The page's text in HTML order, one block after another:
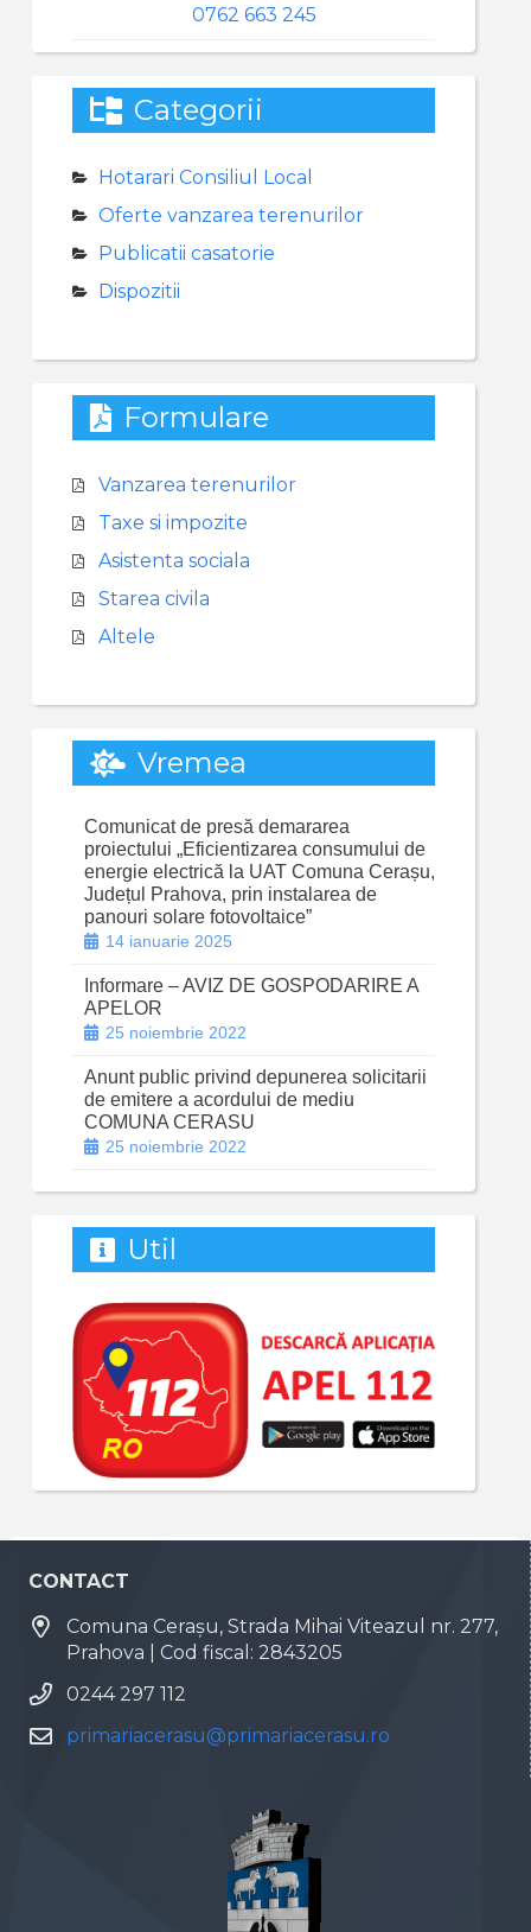
0762 663 245
Categorii
Hotarari Consiliul Local
Oferte vanzarea terenurilor
Publicatii casatorie
Dispozitii
Formulare
Vanzarea terenurilor
Taxe si impozite
Asistenta sociala
Starea civila
Altele
Vremea
Comunicat de presă demararea
proiectului „Eficientizarea consumului de
energie electrică la UAT Comuna Cerașu,
Județul Prahova, prin instalarea de
panouri solare fotovoltaice”
14 ianuarie 2025
Informare – AVIZ DE GOSPODARIRE A
APELOR
25 noiembrie 2022
Anunt public privind depunerea solicitarii
de emitere a acordului de mediu
COMUNA CERASU
25 noiembrie 2022
Util
CONTACT
Comuna Cerașu, Strada Mihai Viteazul nr. 277,
Prahova | Cod fiscal: 2843205
0244 297 112
primariacerasu@primariacerasu.ro